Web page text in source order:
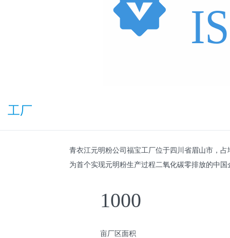
工厂
青衣江元明粉公司福宝工厂位于四川省眉山市，
为首个实现元明粉生产过程二氧化碳零排放的中国
1000
亩厂区面积